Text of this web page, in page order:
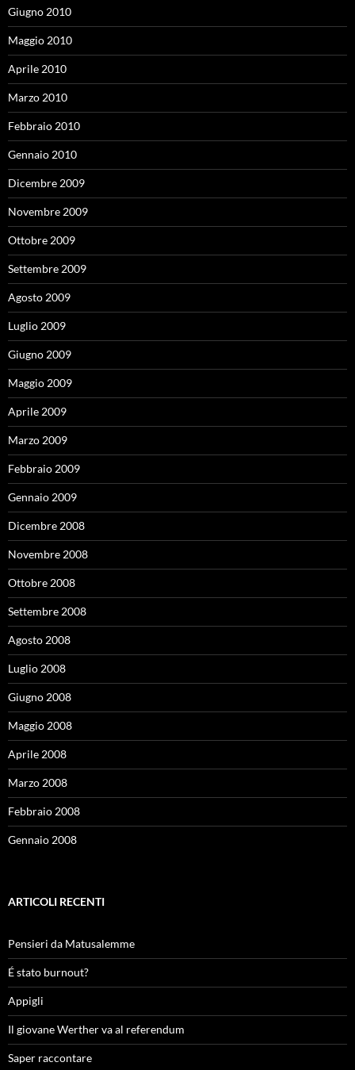
Giugno 2010
Maggio 2010
Aprile 2010
Marzo 2010
Febbraio 2010
Gennaio 2010
Dicembre 2009
Novembre 2009
Ottobre 2009
Settembre 2009
Agosto 2009
Luglio 2009
Giugno 2009
Maggio 2009
Aprile 2009
Marzo 2009
Febbraio 2009
Gennaio 2009
Dicembre 2008
Novembre 2008
Ottobre 2008
Settembre 2008
Agosto 2008
Luglio 2008
Giugno 2008
Maggio 2008
Aprile 2008
Marzo 2008
Febbraio 2008
Gennaio 2008
ARTICOLI RECENTI
Pensieri da Matusalemme
É stato burnout?
Appigli
Il giovane Werther va al referendum
Saper raccontare